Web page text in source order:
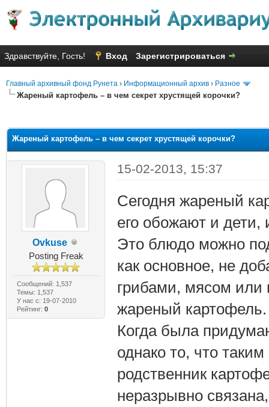
Здравствуйте, Гость! Вход Зарегистрироваться
Главный архивный фонд Рунета › Информационный архив › Разное
Жареный картофель – в чем секрет хрустящей корочки?
Жареный картофель – в чем секрет хрустящей корочки?
Ovkuse
Posting Freak
Сообщений: 1,537
Темы: 1,537
У нас с: 19-07-2010
Рейтинг: 0
15-02-2013, 15:37
Сегодня жареный
его обожают и дети,
Это блюдо можно
как основное, не
грибами, мясом или
жареный картофель.
Когда была
однако то, что
родственник
неразрывно